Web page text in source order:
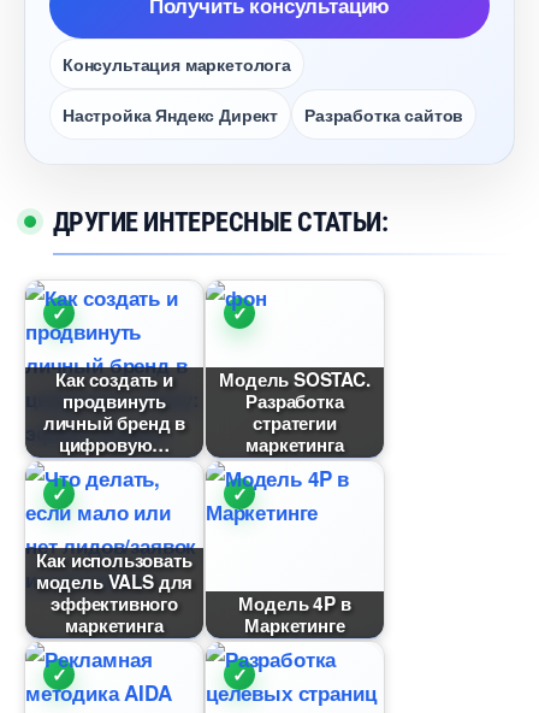
Консультация маркетолога
Настройка Яндекс Директ Разработка сайто
ДРУГИЕ ИНТЕРЕСНЫЕ СТАТЬИ:
Как создать и
продвинуть
личный бренд
цифровую
Модель SOSTAC.
Разработка
стратегии
маркетинга
Как использовать
модель VALS для
эффективного
маркетинга
Модель 4P
Маркетинге